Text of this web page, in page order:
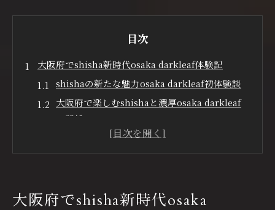
目次
大阪府でshisha新時代osaka darkleaf体験記
shishaの新たな魅力osaka darkleaf初体験談
大阪府で楽しむshishaと濃厚osaka darkleaf
の関係
話題のshisha体験osaka darkleafに注目する
理由
大阪府でshisha新時代osaka